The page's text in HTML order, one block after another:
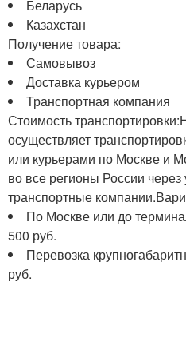
Беларусь
Казахстан
Получение товара:
Самовывоз
Доставка курьером
Транспортная компания
Стоимость
осуществляет
или курьерами по Москве и
во все регионы России
транспортные
По Москве или до
500 руб.
Перевозка
руб.